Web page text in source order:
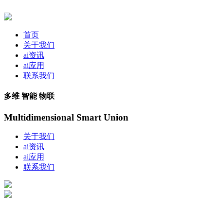
首页
关于我们
ai资讯
ai应用
联系我们
多维 智能 物联
Multidimensional Smart Union
关于我们
ai资讯
ai应用
联系我们